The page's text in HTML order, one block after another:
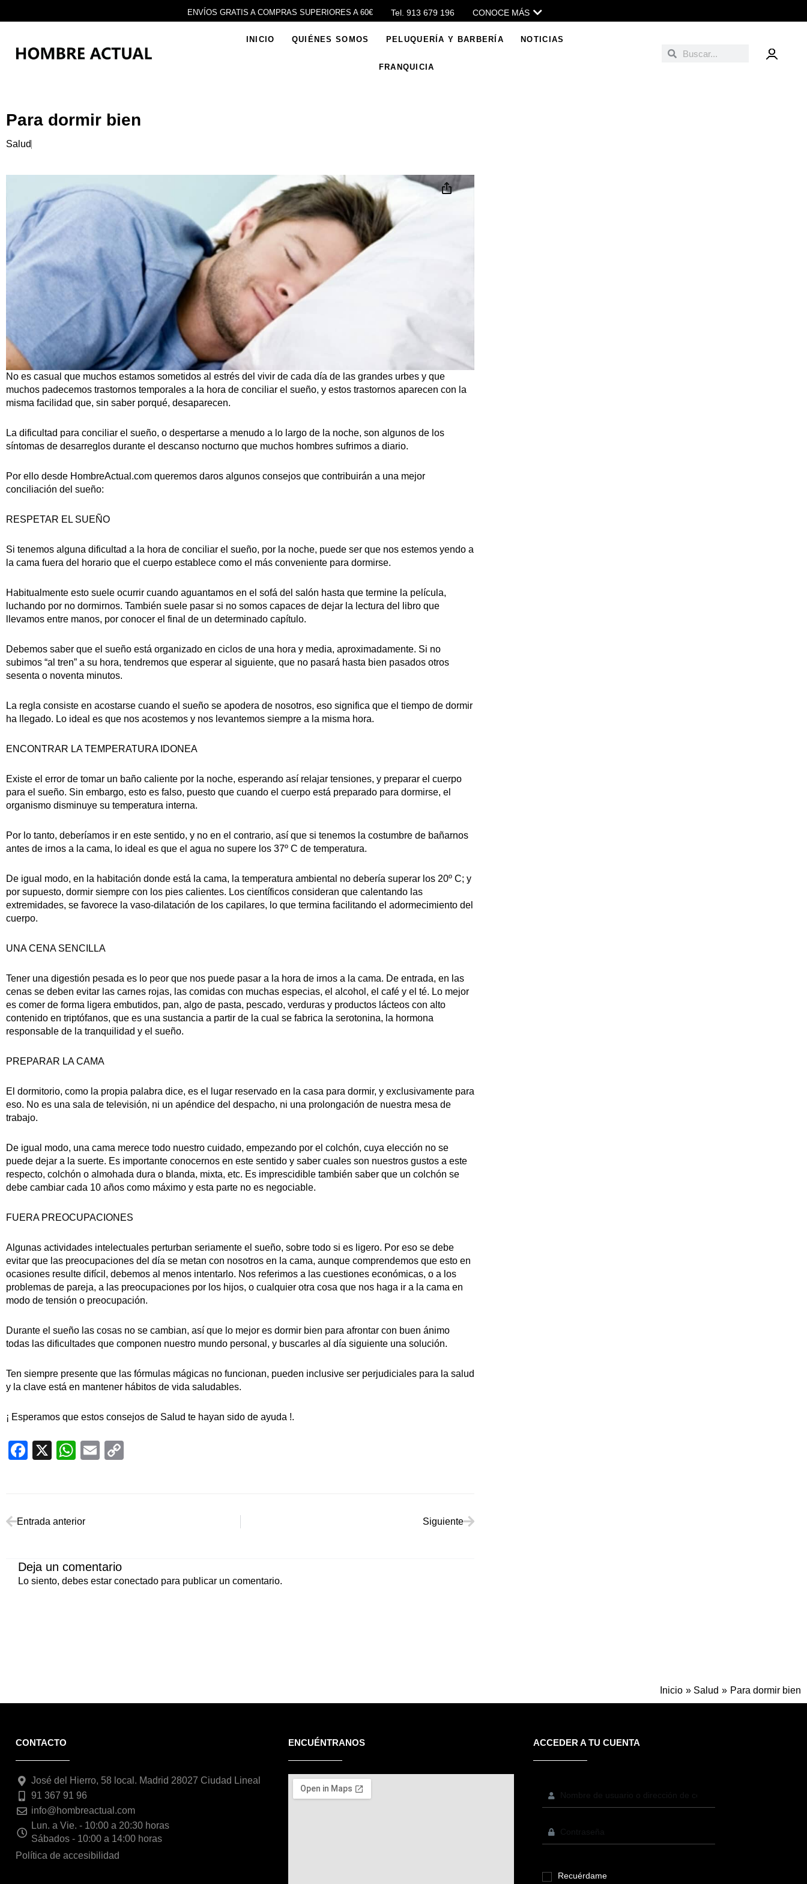
ENVÍOS GRATIS A COMPRAS SUPERIORES A 60€ Tel. 913 679 196 CONOCE MÁS
INICIO QUIÉNES SOMOS PELUQUERÍA Y BARBERÍA NOTICIAS
FRANQUICIA
BuscarBuscar
Para dormir bien
Salud
No es casual que muchos estamos sometidos al estrés del vivir de cada día de las grandes urbes y que
muchos padecemos trastornos temporales a la hora de conciliar el sueño, y estos trastornos aparecen con la
misma facilidad que, sin saber porqué, desaparecen.
La dificultad para conciliar el sueño, o despertarse a menudo a lo largo de la noche, son algunos de los
síntomas de desarreglos durante el descanso nocturno que muchos hombres sufrimos a diario.
Por ello desde HombreActual.com queremos daros algunos consejos que contribuirán a una mejor
conciliación del sueño:
RESPETAR EL SUEÑO
Si tenemos alguna dificultad a la hora de conciliar el sueño, por la noche, puede ser que nos estemos yendo a
la cama fuera del horario que el cuerpo establece como el más conveniente para dormirse.
Habitualmente esto suele ocurrir cuando aguantamos en el sofá del salón hasta que termine la película,
luchando por no dormirnos. También suele pasar si no somos capaces de dejar la lectura del libro que
llevamos entre manos, por conocer el final de un determinado capítulo.
Debemos saber que el sueño está organizado en ciclos de una hora y media, aproximadamente. Si no
subimos “al tren” a su hora, tendremos que esperar al siguiente, que no pasará hasta bien pasados otros
sesenta o noventa minutos.
La regla consiste en acostarse cuando el sueño se apodera de nosotros, eso significa que el tiempo de dormir
ha llegado. Lo ideal es que nos acostemos y nos levantemos siempre a la misma hora.
ENCONTRAR LA TEMPERATURA IDONEA
Existe el error de tomar un baño caliente por la noche, esperando así relajar tensiones, y preparar el cuerpo
para el sueño. Sin embargo, esto es falso, puesto que cuando el cuerpo está preparado para dormirse, el
organismo disminuye su temperatura interna.
Por lo tanto, deberíamos ir en este sentido, y no en el contrario, así que si tenemos la costumbre de bañarnos
antes de irnos a la cama, lo ideal es que el agua no supere los 37º C de temperatura.
De igual modo, en la habitación donde está la cama, la temperatura ambiental no debería superar los 20º C; y
por supuesto, dormir siempre con los pies calientes. Los científicos consideran que calentando las
extremidades, se favorece la vaso-dilatación de los capilares, lo que termina facilitando el adormecimiento del
cuerpo.
UNA CENA SENCILLA
Tener una digestión pesada es lo peor que nos puede pasar a la hora de irnos a la cama. De entrada, en las
cenas se deben evitar las carnes rojas, las comidas con muchas especias, el alcohol, el café y el té. Lo mejor
es comer de forma ligera embutidos, pan, algo de pasta, pescado, verduras y productos lácteos con alto
contenido en triptófanos, que es una sustancia a partir de la cual se fabrica la serotonina, la hormona
responsable de la tranquilidad y el sueño.
PREPARAR LA CAMA
El dormitorio, como la propia palabra dice, es el lugar reservado en la casa para dormir, y exclusivamente para
eso. No es una sala de televisión, ni un apéndice del despacho, ni una prolongación de nuestra mesa de
trabajo.
De igual modo, una cama merece todo nuestro cuidado, empezando por el colchón, cuya elección no se
puede dejar a la suerte. Es importante conocernos en este sentido y saber cuales son nuestros gustos a este
respecto, colchón o almohada dura o blanda, mixta, etc. Es imprescidible también saber que un colchón se
debe cambiar cada 10 años como máximo y esta parte no es negociable.
FUERA PREOCUPACIONES
Algunas actividades intelectuales perturban seriamente el sueño, sobre todo si es ligero. Por eso se debe
evitar que las preocupaciones del día se metan con nosotros en la cama, aunque comprendemos que esto en
ocasiones resulte difícil, debemos al menos intentarlo. Nos referimos a las cuestiones económicas, o a los
problemas de pareja, a las preocupaciones por los hijos, o cualquier otra cosa que nos haga ir a la cama en
modo de tensión o preocupación.
Durante el sueño las cosas no se cambian, así que lo mejor es dormir bien para afrontar con buen ánimo
todas las dificultades que componen nuestro mundo personal, y buscarles al día siguiente una solución.
Ten siempre presente que las fórmulas mágicas no funcionan, pueden inclusive ser perjudiciales para la salud
y la clave está en mantener hábitos de vida saludables.
¡ Esperamos que estos consejos de Salud te hayan sido de ayuda !.
Facebook
X WhatsApp
Email
AntEntrada anterior SiguienteSiguiente
Deja un comentario
Lo siento, debes estar conectado para publicar un comentario.
Inicio Salud Para dormir bien
CONTACTO
José del Hierro, 58 local. Madrid 28027 Ciudad Lineal
91 367 91 96
info@hombreactual.com
Lun. a Vie. - 10:00 a 20:30 horas
Sábados - 10:00 a 14:00 horas
Política de accesibilidad
ENCUÉNTRANOS ACCEDER A TU CUENTA
Recuérdame